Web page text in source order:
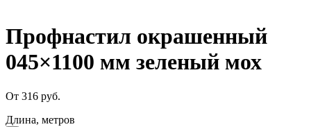
Профнастил окрашенный
045×1100 мм зеленый мох
От 316 руб.
Длина, метров